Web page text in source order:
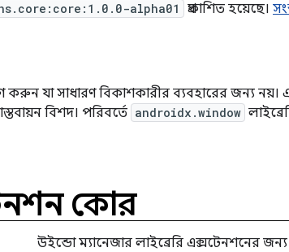
alpha01 প্রকাশিত হয়েছে।
করুন যা সাধারণ বিকাশকারীর ব্যবহারের জন্য নয়।
বিশদ। পরিবর্তে androidx.window
কোর
উইন্ডো ম্যানেজার লাইব্রেরি এক্সটেনশনের